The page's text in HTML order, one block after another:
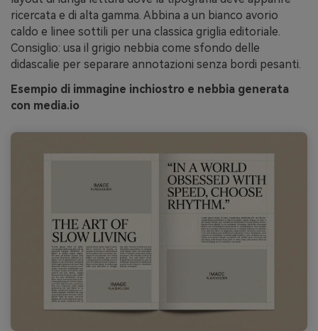
ricercata e di alta gamma. Abbina a un bianco avorio
caldo e linee sottili per una classica griglia editoriale.
Consiglio: usa il grigio nebbia come sfondo delle
didascalie per separare annotazioni senza bordi pesanti.
Esempio di immagine inchiostro e nebbia generata
con media.io